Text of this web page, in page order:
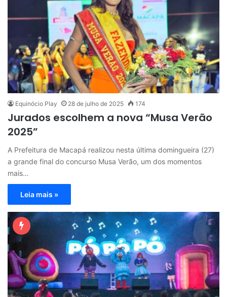
Equinócio Play 28 de julho de 2025 174
Jurados escolhem a nova “Musa Verão
2025”
A Prefeitura de Macapá realizou nesta última domingueira (27)
a grande final do concurso Musa Verão, um dos momentos
mais…
Leia mais »